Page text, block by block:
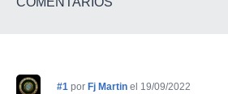
#1 por Fj Martin el 19/09/2022